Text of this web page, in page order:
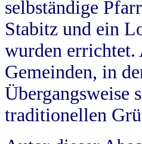
selbständige
Stabitz und ein
wurden errichtet.
Gemeinden, in
Übergangsweise
traditionellen